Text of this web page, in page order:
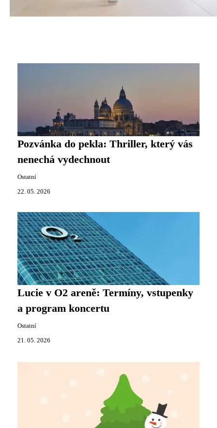
Pozvánka do pekla: Thriller, který vás
nenechá vydechnout
Ostatní
22. 05. 2026
Lucie v O2 areně: Termíny, vstupenky
a program koncertu
Ostatní
21. 05. 2026